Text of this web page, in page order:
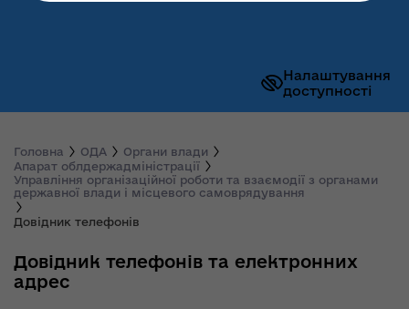
Налаштування
доступності
Головна ОДА
Органи влади
Апарат облдержадміністрації
Управління організаційної роботи та взаємодії з органами
державної влади і місцевого самоврядування
Довідник телефонів
Довідник телефонів та електронних
адрес